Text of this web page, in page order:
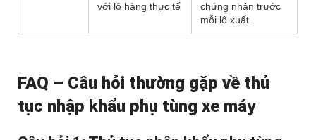
với lô hàng thực tế
chứng nhận trước
mỗi lô xuất
FAQ – Câu hỏi thường gặp về thủ
tục nhập khẩu phụ tùng xe máy